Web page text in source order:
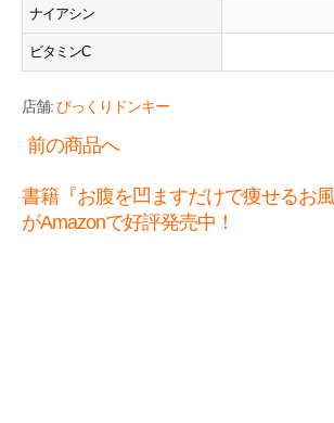
ナイアシン
ビタミンC
店舗:びっくりドンキー
前の商品へ
書籍『お腹を凹ますだけで痩せるお風
がAmazonで好評発売中！